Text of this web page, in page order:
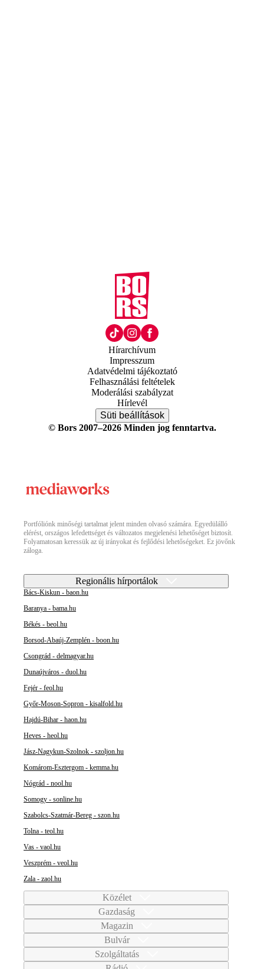
Hírarchívum
Impresszum
Adatvédelmi tájékoztató
Felhasználási feltételek
Moderálási szabályzat
Hírlevél
Süti beállítások
© Bors 2007–2026 Minden jog fenntartva.
Portfóliónk minőségi tartalmat jelent minden olvasó számára. Egyedülálló
elérést, országos lefedettséget és változatos megjelenési lehetőséget biztosít.
Folyamatosan keressük az új irányokat és fejlődési lehetőségeket. Ez jövőnk
záloga.
Regionális hírportálok
Bács-Kiskun - baon.hu
Baranya - bama.hu
Békés - beol.hu
Borsod-Abaúj-Zemplén - boon.hu
Csongrád - delmagyar.hu
Dunaújváros - duol.hu
Fejér - feol.hu
Győr-Moson-Sopron - kisalfold.hu
Hajdú-Bihar - haon.hu
Heves - heol.hu
Jász-Nagykun-Szolnok - szoljon.hu
Komárom-Esztergom - kemma.hu
Nógrád - nool.hu
Somogy - sonline.hu
Szabolcs-Szatmár-Bereg - szon.hu
Tolna - teol.hu
Vas - vaol.hu
Veszprém - veol.hu
Zala - zaol.hu
Közélet
Gazdaság
Magazin
Bulvár
Szolgáltatás